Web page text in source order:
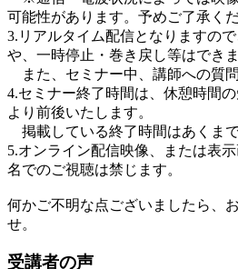
可能性があります。予めご了承くだ
3.リアルタイム配信となりますの
や、一時停止・巻き戻し等はできま
また、セミナー中、講師への質
4.セミナー終了時間は、休憩時間
より前後いたします。
掲載している終了時間はあくまで
5.オンライン配信映像、または表
名でのご視聴は禁じます。
何かご不明な点ございましたら、
せ。
受講者の声